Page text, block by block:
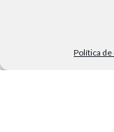
Política de
Av. del Sol, 2, local 6,
29740 Torre del Mar,